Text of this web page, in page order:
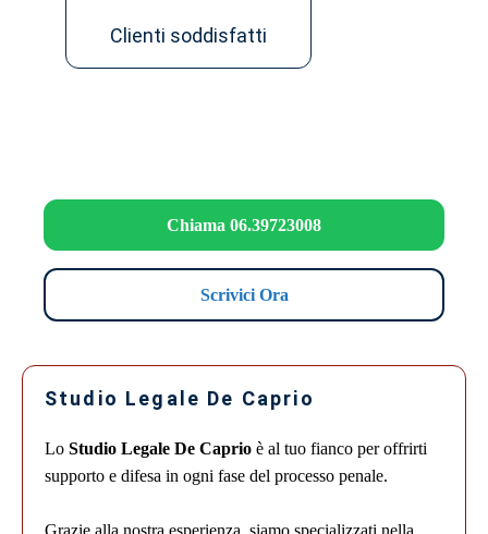
Clienti soddisfatti
Chiama 06.39723008
Scrivici Ora
Studio Legale De Caprio
Lo Studio Legale De Caprio è al tuo fianco per offrirti
supporto e difesa in ogni fase del processo penale.
Grazie alla nostra esperienza, siamo specializzati nella